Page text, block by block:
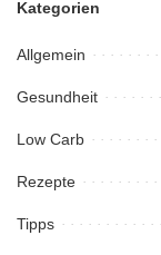
Kategorien
Allgemein
Gesundheit
Low Carb
Rezepte
Tipps